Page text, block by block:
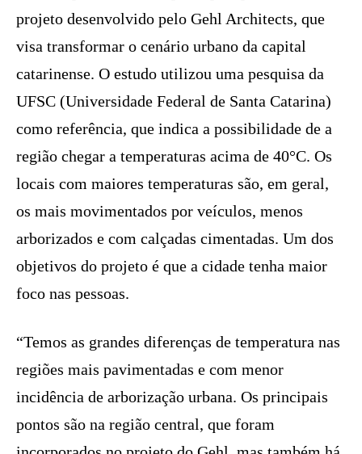
projeto desenvolvido pelo Gehl Architects, que
visa transformar o cenário urbano da capital
catarinense. O estudo utilizou uma pesquisa da
UFSC (Universidade Federal de Santa Catarina)
como referência, que indica a possibilidade de a
região chegar a temperaturas acima de 40°C. Os
locais com maiores temperaturas são, em geral,
os mais movimentados por veículos, menos
arborizados e com calçadas cimentadas. Um dos
objetivos do projeto é que a cidade tenha maior
foco nas pessoas.
“Temos as grandes diferenças de temperatura nas
regiões mais pavimentadas e com menor
incidência de arborização urbana. Os principais
pontos são na região central, que foram